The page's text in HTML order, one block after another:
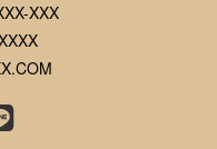
XXX